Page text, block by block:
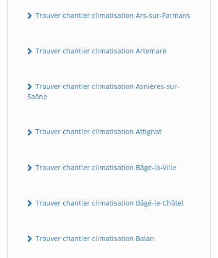
Trouver chantier climatisation Ars-sur-Formans
Trouver chantier climatisation Artemare
Trouver chantier climatisation Asnières-sur-
Saône
Trouver chantier climatisation Attignat
Trouver chantier climatisation Bâgé-la-Ville
Trouver chantier climatisation Bâgé-le-Châtel
Trouver chantier climatisation Balan